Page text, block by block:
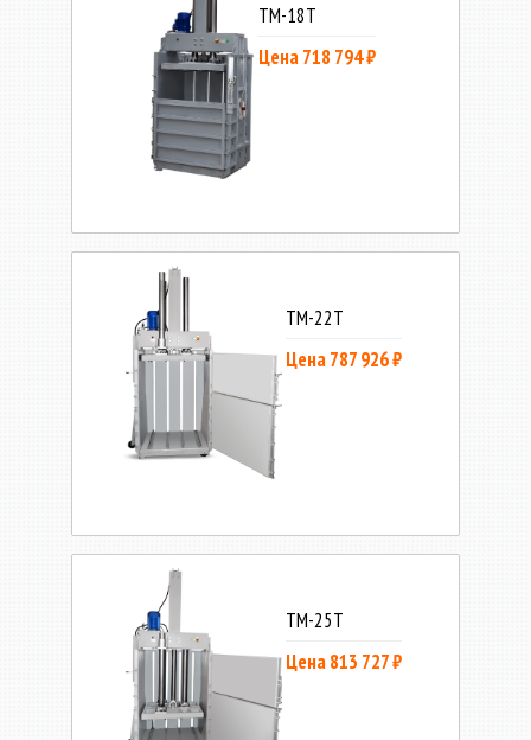
ТМ-18Т
Цена 718 794 ₽
ТМ-22Т
Цена 787 926 ₽
ТМ-25Т
Цена 813 727 ₽